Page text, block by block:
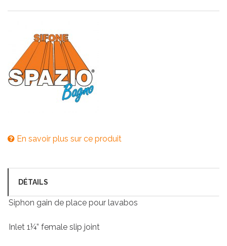
En savoir plus sur ce produit
DÉTAILS
Siphon gain de place pour lavabos
Inlet 1¼” female slip joint